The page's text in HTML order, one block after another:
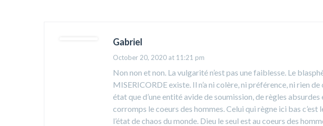
Gabriel
October 20, 2020 at 11:21 pm
Non non et non. La vulgarité n’est pas une faiblesse. Le
MISERICORDE existe. Il n’a ni colère, ni préférence, ni rien
état que d’une entité avide de soumission, de règles
corromps le coeurs des hommes. Celui qui règne ici bas
l’état de chaos du monde. Dieu le seul est au coeurs des